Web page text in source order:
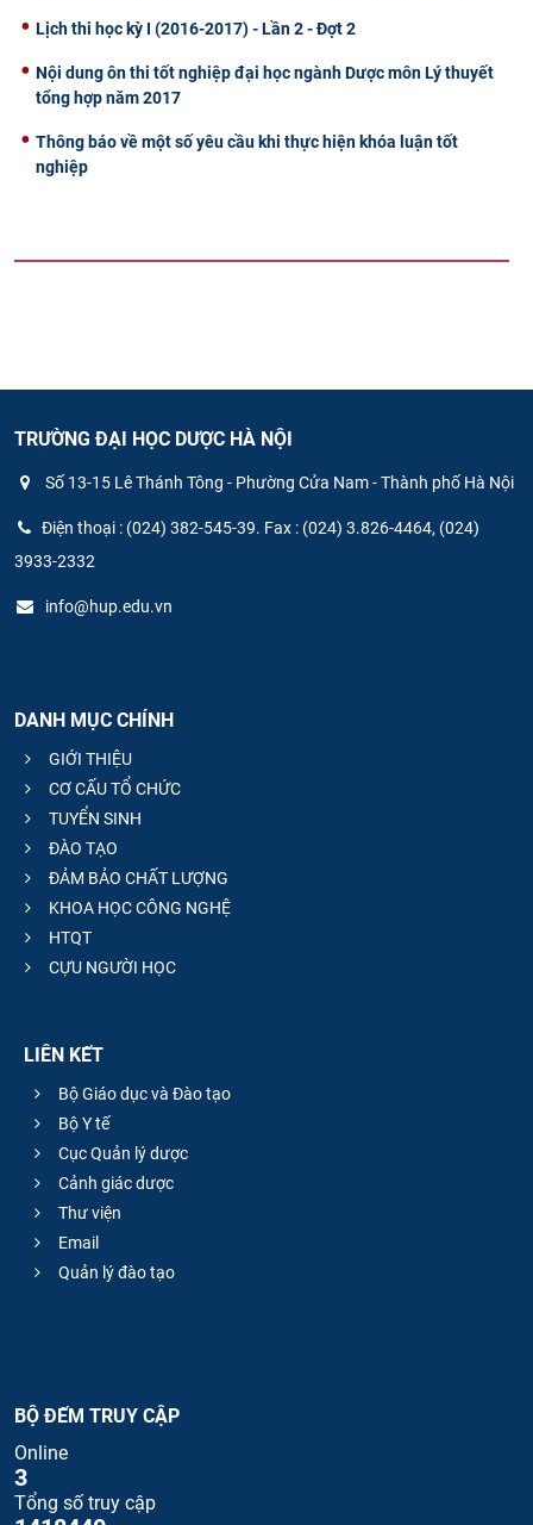
Lịch thi học kỳ I (2016-2017) - Lần 2 - Đợt 2
Nội dung ôn thi tốt nghiệp đại học ngành Dược môn Lý thuyết
tổng hợp năm 2017
Thông báo về một số yêu cầu khi thực hiện khóa luận tốt
nghiệp
TRƯỜNG ĐẠI HỌC DƯỢC HÀ NỘI
Số 13-15 Lê Thánh Tông - Phường Cửa Nam - Thành phố Hà Nội
Điện thoại : (024) 382-545-39. Fax : (024) 3.826-4464, (024)
3933-2332
info@hup.edu.vn
DANH MỤC CHÍNH
GIỚI THIỆU
CƠ CẤU TỔ CHỨC
TUYỂN SINH
ĐÀO TẠO
ĐẢM BẢO CHẤT LƯỢNG
KHOA HỌC CÔNG NGHỆ
HTQT
CỰU NGƯỜI HỌC
LIÊN KẾT
Bộ Giáo dục và Đào tạo
Bộ Y tế
Cục Quản lý dược
Cảnh giác dược
Thư viện
Email
Quản lý đào tạo
BỘ ĐẾM TRUY CẬP
Online
3
Tổng số truy cập